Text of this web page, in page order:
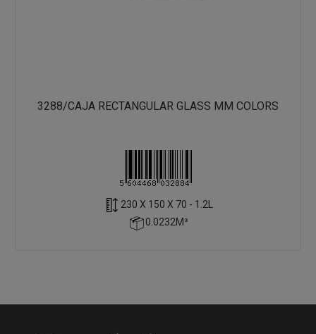
3288/CAJA RECTANGULAR GLASS MM COLORS
230 X 150 X 70 - 1.2L
0.0232M³